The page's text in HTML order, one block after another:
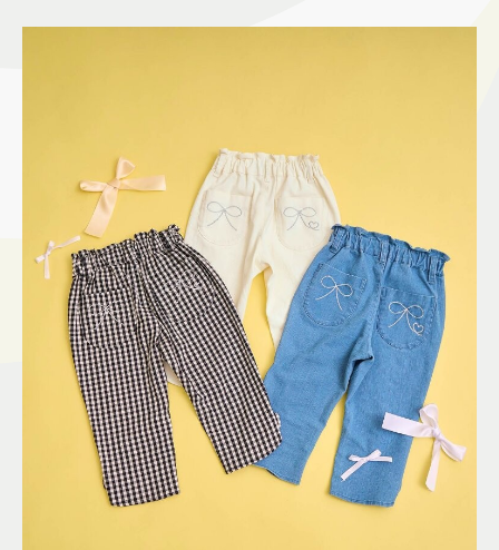
よくあるご質問
スタッフ募集
サイトマップ
プライバシーポリシー
Follow US